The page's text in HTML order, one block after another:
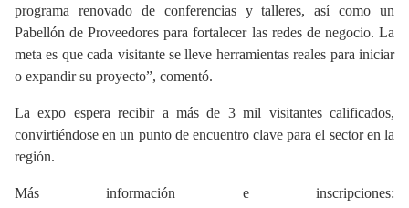
programa renovado de conferencias y talleres, así como un
Pabellón de Proveedores para fortalecer las redes de negocio. La
meta es que cada visitante se lleve herramientas reales para iniciar
o expandir su proyecto”, comentó.
La expo espera recibir a más de 3 mil visitantes calificados,
convirtiéndose en un punto de encuentro clave para el sector en la
región.
Más información e inscripciones: